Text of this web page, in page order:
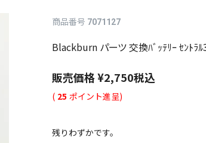
商品番号 7071127
Blackburn パーツ 交換ﾊﾞｯﾃﾘｰ ｾﾝﾄ
販売価格¥2,750税込
( 25 ポイント進呈)
残りわずかです。